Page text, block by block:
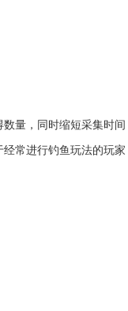
量，同时缩短采集时
常进行钓鱼玩法的玩